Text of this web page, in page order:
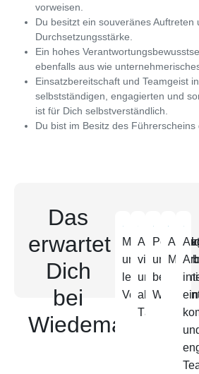
vorweisen.
Du besitzt ein souveränes Auftreten
Durchsetzungsstärke.
Ein hohes
ebenfalls aus wie
Einsatzbereitschaft und Teamgeist
selbstständigen, engagierten und
ist für Dich selbstverständlich.
Du bist im Besitz des Führerscheins
Das
erwartet
Dich
bei
Wiedemann
Markt-
und
Vergütung
vielseitige
und
Tätigkeit
und
in